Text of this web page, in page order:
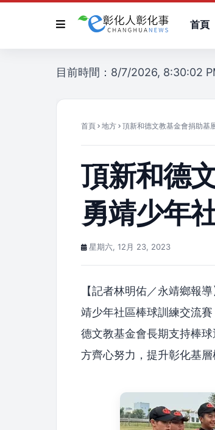
首頁
目前時間：8/7/2026, 8:30:02
首頁 地方 頂新和德文教基金會捐助
頂新和德
勇靖少年
星期六, 12月 23, 2023
【記者林明佑／永靖鄉報
靖少年社區棒球訓練交流
德文教基金會長期支持棒
方齊心努力，提升彰化基